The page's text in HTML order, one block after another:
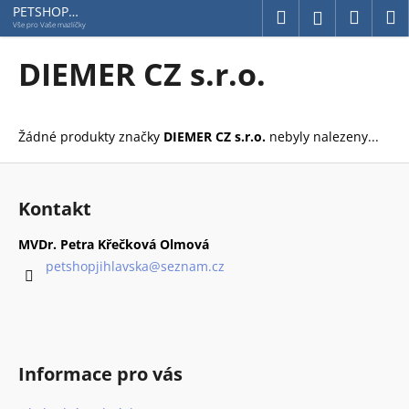
Přejít
na
obsah
PETSHOP
Jihlavská
Vše pro Vaše mazlíčky Hledat Přihlášení
DIEMER CZ s.r.o.
Žádné produkty značky DIEMER CZ s.r.o. nebyly nalezeny...
o
o
p
o
t
ř
e
b
u
t
e
Z
Kontakt
MVDr. Petra Křečková Olmová
petshopjihlavska@seznam.cz
Informace pro vás